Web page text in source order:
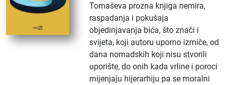
Tomaševa prozna knjiga nemira,
raspadanja i pokušaja
objedinjavanja bića, što znači i
svijeta, koji autoru uporno izmiče, od
dana nomadskih koji nisu stvorili
uporište, do onih kada vrline i poroci
mijenjaju hijerarhiju pa se moralni